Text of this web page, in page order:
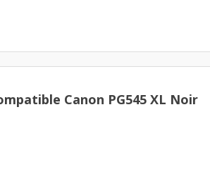
Canon PG545 XL Noir